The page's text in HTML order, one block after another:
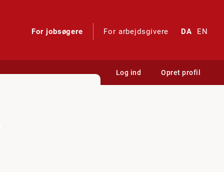
For jobsøgere For arbejdsgivere DA EN
Log ind Opret profil